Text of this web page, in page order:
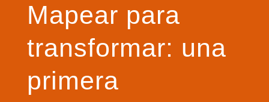
Mapear para
transformar: una
primera